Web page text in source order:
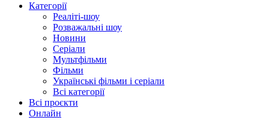
Категорії
Реаліті-шоу
Розважальні шоу
Новини
Серіали
Мультфільми
Фільми
Українські фільми і серіали
Всі категорії
Всі проєкти
Онлайн